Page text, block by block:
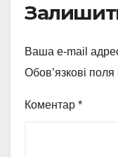
Ваша e-mail
Обов’язкові поля
Коментар *